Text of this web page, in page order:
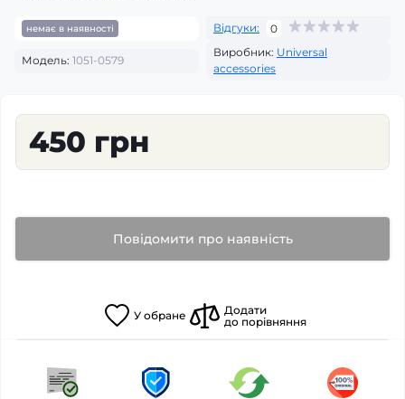
немає в наявності Відгуки: 0
Модель: 1051-0579
Виробник: Universal
accessories
450 грн
Повідомити про наявність
У обране
Додати
до порівняння